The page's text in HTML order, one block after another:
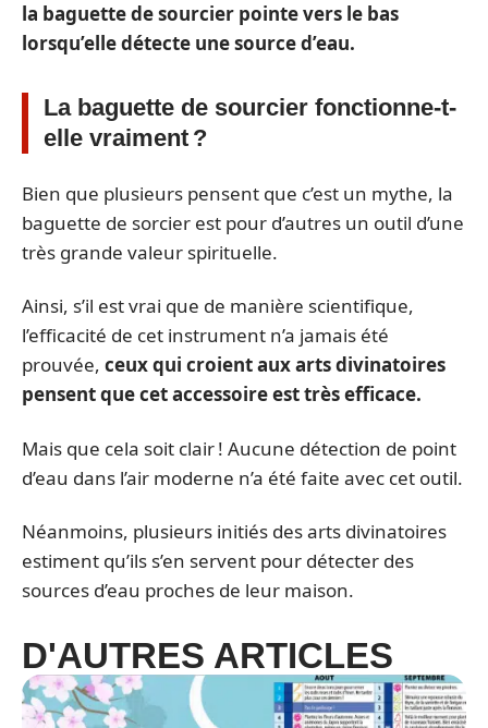
la baguette de sourcier pointe vers le bas
lorsqu’elle détecte une source d’eau.
La baguette de sourcier fonctionne-t-
elle vraiment ?
Bien que plusieurs pensent que c’est un mythe, la
baguette de sorcier est pour d’autres un outil d’une
très grande valeur spirituelle.
Ainsi, s’il est vrai que de manière scientifique,
l’efficacité de cet instrument n’a jamais été
prouvée, ceux qui croient aux arts divinatoires
pensent que cet accessoire est très efficace.
Mais que cela soit clair ! Aucune détection de point
d’eau dans l’air moderne n’a été faite avec cet outil.
Néanmoins, plusieurs initiés des arts divinatoires
estiment qu’ils s’en servent pour détecter des
sources d’eau proches de leur maison.
D'AUTRES ARTICLES